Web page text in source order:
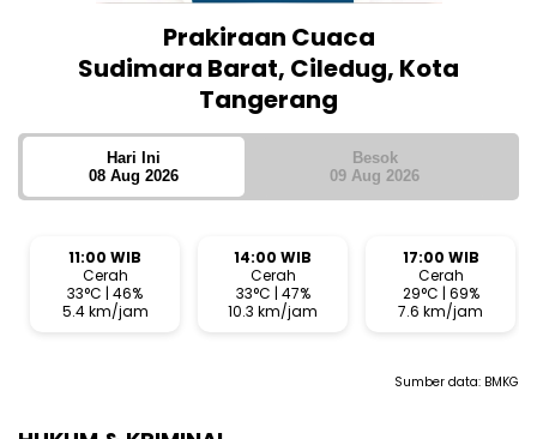
Prakiraan Cuaca
Sudimara Barat, Ciledug, Kota
Tangerang
Hari Ini
08 Aug 2026
Besok
09 Aug 2026
11:00 WIB
Cerah
33°C | 46%
5.4 km/jam
14:00 WIB
Cerah
33°C | 47%
10.3 km/jam
17:00 WIB
Cerah
29°C | 69%
7.6 km/jam
Sumber data: BMKG